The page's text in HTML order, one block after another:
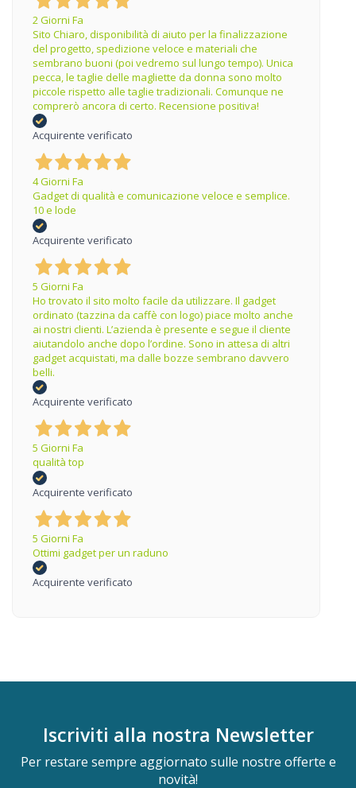
2 Giorni Fa
Sito Chiaro, disponibilità di aiuto per la finalizzazione
del progetto, spedizione veloce e materiali che
sembrano buoni (poi vedremo sul lungo tempo). Unica
pecca, le taglie delle magliette da donna sono molto
piccole rispetto alle taglie tradizionali. Comunque ne
comprerò ancora di certo. Recensione positiva!
Acquirente verificato
4 Giorni Fa
Gadget di qualità e comunicazione veloce e semplice.
10 e lode
Acquirente verificato
5 Giorni Fa
Ho trovato il sito molto facile da utilizzare. Il gadget
ordinato (tazzina da caffè con logo) piace molto anche
ai nostri clienti. L’azienda è presente e segue il cliente
aiutandolo anche dopo l’ordine. Sono in attesa di altri
gadget acquistati, ma dalle bozze sembrano davvero
belli.
Acquirente verificato
5 Giorni Fa
qualità top
Acquirente verificato
5 Giorni Fa
Ottimi gadget per un raduno
Acquirente verificato
Iscriviti alla nostra Newsletter
Per restare sempre aggiornato sulle nostre offerte e
novità!